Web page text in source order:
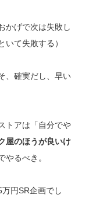
かげで次は失敗し
て失敗する）
、確実だし、早い
トアは「自分でや
屋のほうが良いけ
やるべき。
円SR企画でし